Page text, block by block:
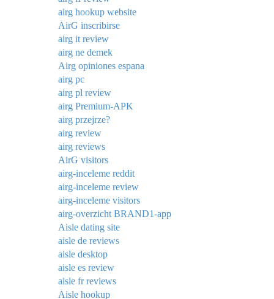
airg hookup website
AirG inscribirse
airg it review
airg ne demek
Airg opiniones espana
airg pc
airg pl review
airg Premium-APK
airg przejrze?
airg review
airg reviews
AirG visitors
airg-inceleme reddit
airg-inceleme review
airg-inceleme visitors
airg-overzicht BRAND1-app
Aisle dating site
aisle de reviews
aisle desktop
aisle es review
aisle fr reviews
Aisle hookup